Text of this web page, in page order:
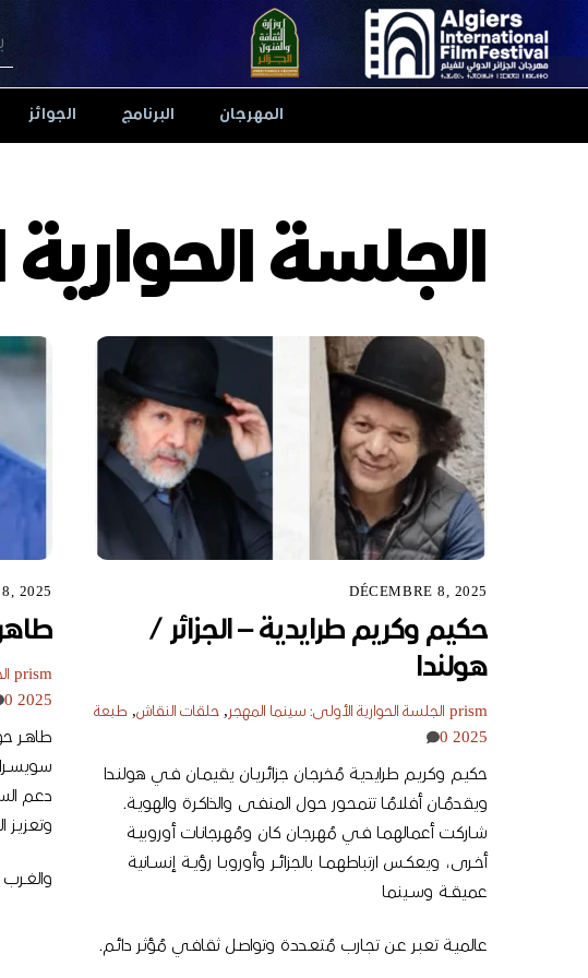
content
المهرجان البرنامج الجوائز
الجلسة
2025
prism
2025
0
طاهــر
دعـم
وتعزيـز
DÉCEMBRE 8, 2025
حكيم وكريم طرايدية – الجزائر /
هولندا
prism الجلسة الحوارية الأولى: سينما المهجر ,حلقات النقاش, طبعة
2025
0
حكيـم وكريـم طرايديـة مُخرجـان جزائريـان يقيمـان فـي هولنـدا
ويقدمُـان أفلامُـا تتمحـور حـول المنفـى والذاكـرة والهويـة.
شـاركت أعمالهمـا فـي مُهرجـان كان ومُهرجانـات أوروبيــة
أخــرى، ويعكــس ارتباطهمــا بالجزائــر وأوروبــا رؤيــة إنســانية
عميقــة وســينما
عالميـة تعبـر عـن تجـارب مُتعـددة وتواصـل ثقافـي مُؤثـر دائـم.